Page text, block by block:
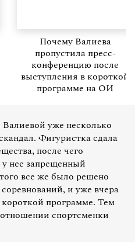
Почему Валиева
пропустила пресс-
конференцию после
выступления в короткой
программе на ОИ
уже несколько
Фигуристка сдала
после чего
нее запрещенный
все же было решено
и уже вчера
короткой программе. Тем
спортсменки